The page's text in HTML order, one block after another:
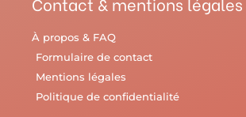
À propos & FAQ
Formulaire de contact
Mentions légales
Politique de confidentialité